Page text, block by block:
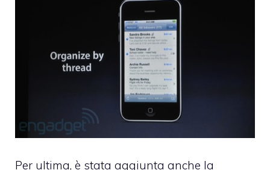
Per ultima, è stata aggiunta anche la